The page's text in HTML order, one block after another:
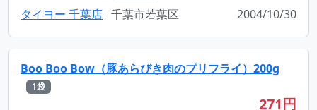
タイヨー 千葉店 千葉市若葉区 2004/10/30
Boo Boo Bow（豚あらびき肉のプリフライ）200g
1袋
271円